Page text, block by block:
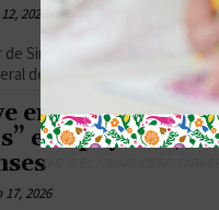
2026
de Sinaloa Rubén Rocha Moya
de los Estados Unidos en
entrega del
en apoyo a
2026
TAG´S EL_CHAPUCERO